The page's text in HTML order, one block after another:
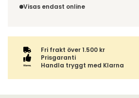
inte av ångerrätten.
Visas endast online
Fri frakt över 1.500 kr
Prisgaranti
Handla tryggt med Klarna